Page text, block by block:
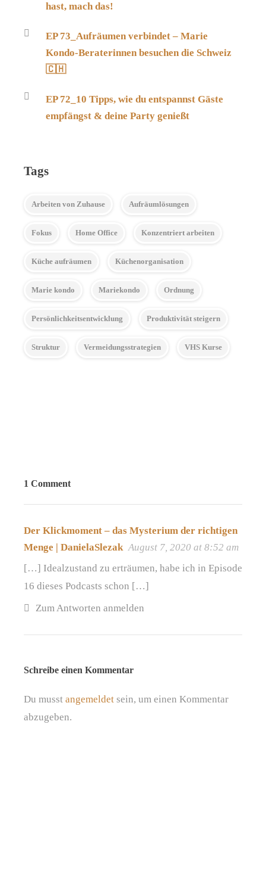
hast, mach das!
EP 73_Aufräumen verbindet – Marie
Kondo-Beraterinnen besuchen die Schweiz
🇨🇭
EP 72_10 Tipps, wie du entspannst Gäste
empfängst & deine Party genießt
Tags
Arbeiten von Zuhause Aufräumlösungen
Fokus Home Office Konzentriert arbeiten
Küche aufräumen Küchenorganisation
Marie kondo Mariekondo Ordnung
Persönlichkeitsentwicklung Produktivität steigern
Struktur Vermeidungsstrategien VHS Kurse
1 Comment
Der Klickmoment – das Mysterium der richtigen
Menge | DanielaSlezak August 7, 2020 at 8:52 am
[…] Idealzustand zu erträumen, habe ich in Episode
16 dieses Podcasts schon […]
Zum Antworten anmelden
Schreibe einen Kommentar
Du musst angemeldet sein, um einen Kommentar
abzugeben.